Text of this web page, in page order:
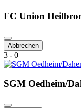
FC Union
Abbrechen
3 - 0
SGM Oedheim/